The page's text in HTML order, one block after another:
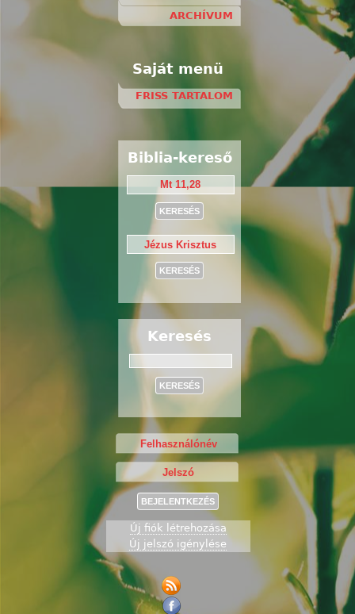
ARCHÍVUM
Saját menü
FRISS TARTALOM
Biblia-kereső
Keresés
Új fiók létrehozása
Új jelszó igénylése